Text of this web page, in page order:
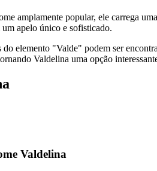
amplamente popular, ele carrega
apelo único e sofisticado.
elemento "Valde" podem ser
Valdelina uma opção
Valdelina